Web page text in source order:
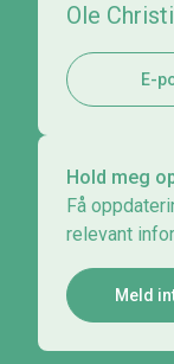
Ole
E-
Hold meg
Få
relevant
Meld